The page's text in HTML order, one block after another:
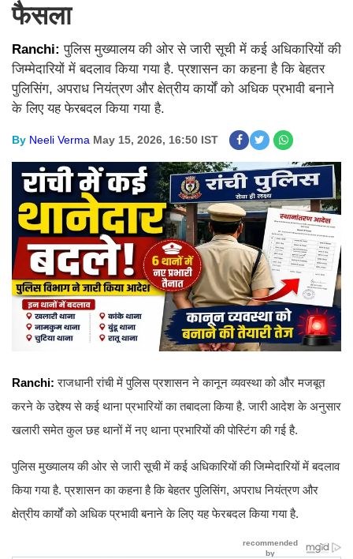
फैसला
Ranchi:पुलिस मुख्यालय की ओर से जारी सूची में कई अधिकारियों की
जिम्मेदारियों में बदलाव किया गया है. प्रशासन का कहना है कि बेहतर
पुलिसिंग, अपराध नियंत्रण और क्षेत्रीय कार्यों को अधिक प्रभावी बनाने
के लिए यह फेरबदल किया गया है.
By Neeli Verma May 15, 2026, 16:50 IST
Ranchi: राजधानी रांची में पुलिस प्रशासन ने कानून व्यवस्था को और मजबूत
करने के उद्देश्य से कई थाना प्रभारियों का तबादला किया है. जारी आदेश के अनुसार
खलारी समेत कुल छह थानों में नए थाना प्रभारियों की पोस्टिंग की गई है.
पुलिस मुख्यालय की ओर से जारी सूची में कई अधिकारियों की जिम्मेदारियों में बदलाव
किया गया है. प्रशासन का कहना है कि बेहतर पुलिसिंग, अपराध नियंत्रण और
क्षेत्रीय कार्यों को अधिक प्रभावी बनाने के लिए यह फेरबदल किया गया है.